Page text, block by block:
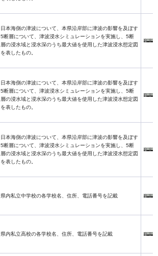
日本海側の津波について、本県沿岸部に津波の影響を及ぼす
5断層について、津波浸水シミュレーションを実施し、5断
層の浸水域と浸水深のうち最大値を使用した津波浸水想定図
を表したもの。
日本海側の津波について、本県沿岸部に津波の影響を及ぼす
5断層について、津波浸水シミュレーションを実施し、5断
層の浸水域と浸水深のうち最大値を使用した津波浸水想定図
を表したもの。
日本海側の津波について、本県沿岸部に津波の影響を及ぼす
5断層について、津波浸水シミュレーションを実施し、5断
層の浸水域と浸水深のうち最大値を使用した津波浸水想定図
を表したもの。
県内私立中学校の各学校名、住所、電話番号を記載
県内私立高校の各学校名、住所、電話番号を記載